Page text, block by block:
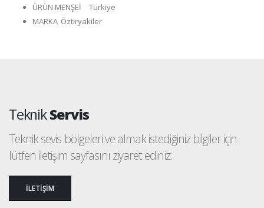
ÜRÜN MENŞEİ
Türkiye
MARKA Öztiryakiler
TeknikServis
Teknik sevis bölgeleri ve almak istediğiniz bilgiler için
lütfen iletişim sayfasını ziyaret ediniz.
İLETİŞİM